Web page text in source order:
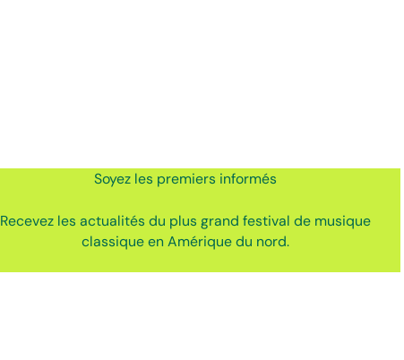
Soyez les premiers informés
Recevez les actualités du plus grand festival de musique
classique en Amérique du nord.